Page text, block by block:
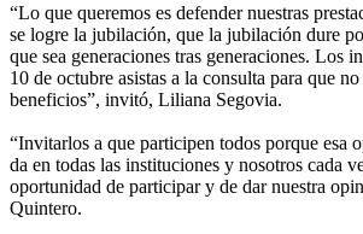
“Lo que queremos es defender nuestras
se logre la jubilación, que la jubilación dure
que sea generaciones tras generaciones. Los
10 de octubre asistas a la consulta para que
beneficios”, invitó, Liliana Segovia.
“Invitarlos a que participen todos porque esa
da en todas las instituciones y nosotros cada
oportunidad de participar y de dar nuestra
Quintero.